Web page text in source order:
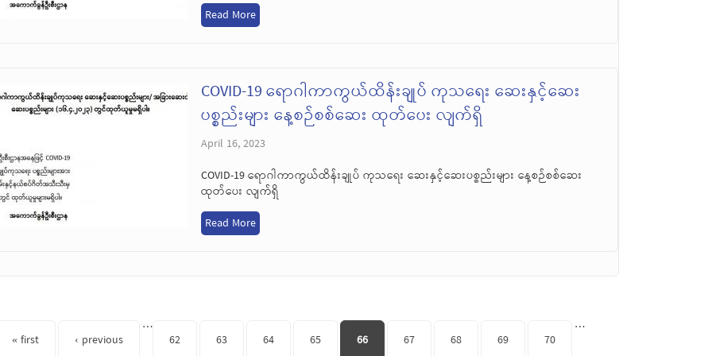
Read More
COVID-19 ရောဂါကာကွယ်ထိန်းချုပ် ကုသရေး ဆေးနှင့်ဆေး
ပစ္စည်းများ နေ့စဉ်စစ်ဆေး ထုတ်ပေး လျက်ရှိ
April 16, 2023
COVID-19 ရောဂါကာကွယ်ထိန်းချုပ် ကုသရေး ဆေးနှင့်ဆေးပစ္စည်းများ နေ့စဉ်စစ်ဆေး
ထုတ်ပေး လျက်ရှိ
Read More
« first ‹ previous
…
62
63 64 65 66 67 68 69 70
…